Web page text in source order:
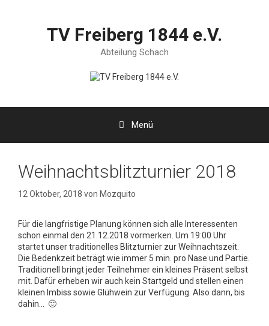
TV Freiberg 1844 e.V.
Abteilung Schach
Menü
Weihnachtsblitzturnier 2018
12 Oktober, 2018 von Mozquito
Für die langfristige Planung können sich alle Interessenten
schon einmal den 21.12.2018 vormerken. Um 19:00 Uhr
startet unser traditionelles Blitzturnier zur Weihnachtszeit.
Die Bedenkzeit beträgt wie immer 5 min. pro Nase und Partie.
Traditionell bringt jeder Teilnehmer ein kleines Präsent selbst
mit. Dafür erheben wir auch kein Startgeld und stellen einen
kleinen Imbiss sowie Glühwein zur Verfügung. Also dann, bis
dahin… 🙂